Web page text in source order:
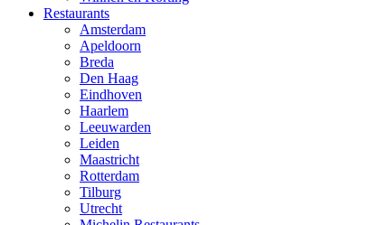
Restaurants
Amsterdam
Apeldoorn
Breda
Den Haag
Eindhoven
Haarlem
Leeuwarden
Leiden
Maastricht
Rotterdam
Tilburg
Utrecht